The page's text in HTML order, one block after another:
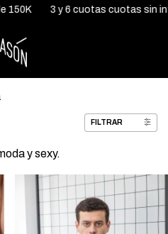
6 cuotas cuotas sin interés ✦ Envío
FILTRAR
y sexy.